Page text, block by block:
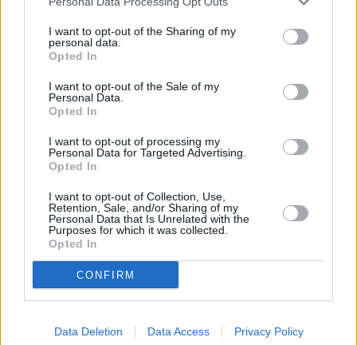
I want to opt-out of the Sharing of my
personal data.
Opted In
I want to opt-out of the Sale of my
Personal Data.
Opted In
I want to opt-out of processing my
Personal Data for Targeted Advertising.
Opted In
I want to opt-out of Collection, Use,
Retention, Sale, and/or Sharing of my
Personal Data that Is Unrelated with the
Purposes for which it was collected.
Opted In
CONFIRM
Data Deletion Data Access Privacy Policy
Προτείνει επίσης αναθεώρηση του άρθρου 79
προκειμένου να υπάρξει ρητή αναφορά στο
Σύνταγμα ότι:
-Ο προϋπολογισμός οφείλει να διασφαλίζει τη
βιώσιμη δημοσιονομική λειτουργία.